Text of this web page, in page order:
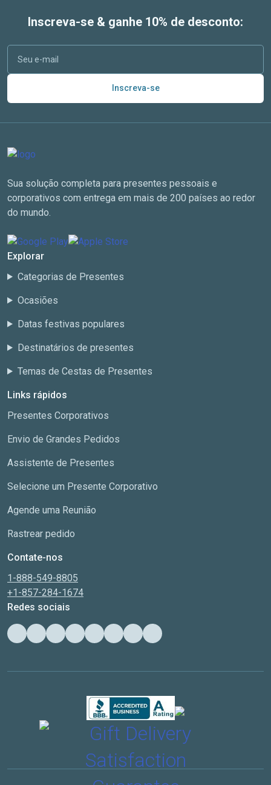
Inscreva-se & ganhe 10% de desconto:
Inscreva-se
Sua solução completa para presentes pessoais e
corporativos com entrega em mais de 200 países ao redor
do mundo.
Explorar
Categorias de Presentes
Ocasiões
Datas festivas populares
Destinatários de presentes
Temas de Cestas de Presentes
Links rápidos
Presentes Corporativos
Envio de Grandes Pedidos
Assistente de Presentes
Selecione um Presente Corporativo
Agende uma Reunião
Rastrear pedido
Contate-nos
1-888-549-8805
+1-857-284-1674
Redes sociais